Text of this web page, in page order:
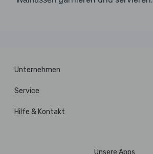
Unternehmen
Service
Hilfe & Kontakt